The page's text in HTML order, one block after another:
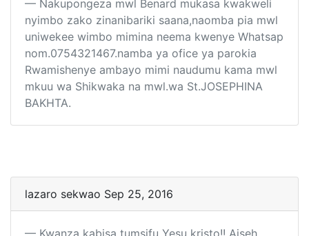
Nakupongeza mwl Benard mukasa kwakweli
nyimbo zako zinanibariki saana,naomba pia mwl
uniwekee wimbo mimina neema kwenye Whatsap
nom.0754321467.namba ya ofice ya parokia
Rwamishenye ambayo mimi naudumu kama mwl
mkuu wa Shikwaka na mwl.wa St.JOSEPHINA
BAKHTA.
lazaro sekwao Sep 25, 2016
Kwanza kabisa tumsifu Yesu kristo!! Aiseh